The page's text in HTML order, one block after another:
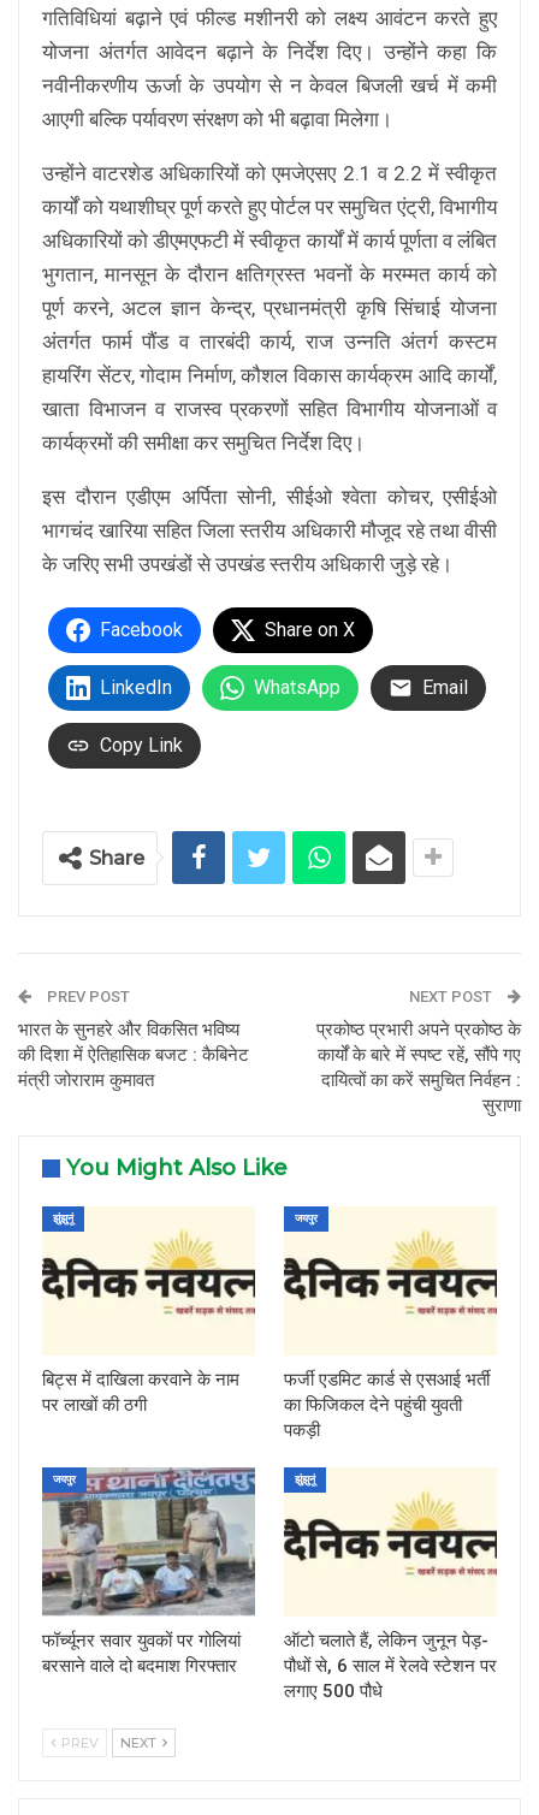
गतिविधियां बढ़ाने एवं फील्ड मशीनरी को लक्ष्य आवंटन करते हुए
योजना अंतर्गत आवेदन बढ़ाने के निर्देश दिए। उन्होंने कहा कि
नवीनीकरणीय ऊर्जा के उपयोग से न केवल बिजली खर्च में कमी
आएगी बल्कि पर्यावरण संरक्षण को भी बढ़ावा मिलेगा।
उन्होंने वाटरशेड अधिकारियों को एमजेएसए 2.1 व 2.2 में स्वीकृत
कार्यों को यथाशीघ्र पूर्ण करते हुए पोर्टल पर समुचित एंट्री, विभागीय
अधिकारियों को डीएमएफटी में स्वीकृत कार्यों में कार्य पूर्णता व लंबित
भुगतान, मानसून के दौरान क्षतिग्रस्त भवनों के मरम्मत कार्य को
पूर्ण करने, अटल ज्ञान केन्द्र, प्रधानमंत्री कृषि सिंचाई योजना
अंतर्गत फार्म पौंड व तारबंदी कार्य, राज उन्नति अंतर्ग कस्टम
हायरिंग सेंटर, गोदाम निर्माण, कौशल विकास कार्यक्रम आदि कार्यों,
खाता विभाजन व राजस्व प्रकरणों सहित विभागीय योजनाओं व
कार्यक्रमों की समीक्षा कर समुचित निर्देश दिए।
इस दौरान एडीएम अर्पिता सोनी, सीईओ श्वेता कोचर, एसीईओ
भागचंद खारिया सहित जिला स्तरीय अधिकारी मौजूद रहे तथा वीसी
के जरिए सभी उपखंडों से उपखंड स्तरीय अधिकारी जुड़े रहे।
Facebook Share on X
LinkedIn WhatsApp Email
Copy Link
Share
PREV POST
भारत के सुनहरे और विकसित भविष्य
की दिशा में ऐतिहासिक बजट : कैबिनेट
मंत्री जोराराम कुमावत
NEXT POST
प्रकोष्ठ प्रभारी अपने प्रकोष्ठ के
कार्यों के बारे में स्पष्ट रहें, सौंपे गए
दायित्वों का करें समुचित निर्वहन :
सुराणा
You Might Also Like
झुंझुनूं
बिट्स में दाखिला करवाने के नाम
पर लाखों की ठगी
जयपुर
फर्जी एडमिट कार्ड से एसआई भर्ती
का फिजिकल देने पहुंची युवती
पकड़ी
जयपुर
फॉर्च्यूनर सवार युवकों पर गोलियां
बरसाने वाले दो बदमाश गिरफ्तार
झुंझुनूं
ऑटो चलाते हैं, लेकिन जुनून पेड़-
पौधों से, 6 साल में रेलवे स्टेशन पर
लगाए 500 पौधे
PREV NEXT